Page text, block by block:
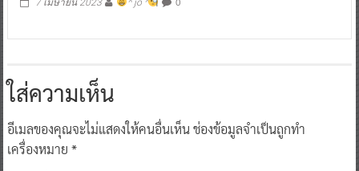
7 เมษายน 2023 ^ jo ^
ใส่ความเห็น
อีเมลของคุณจะไม่แสดงให้คนอื่นเห็นช่องข้อมูลจำเป็นถูกทำ
เครื่องหมาย *